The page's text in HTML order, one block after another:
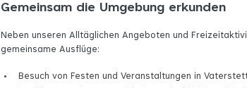
Gemeinsam die Umgebung erkunden
Neben unseren Alltäglichen Angeboten und
gemeinsame Ausflüge:
Besuch von Festen und Veranstaltungen in